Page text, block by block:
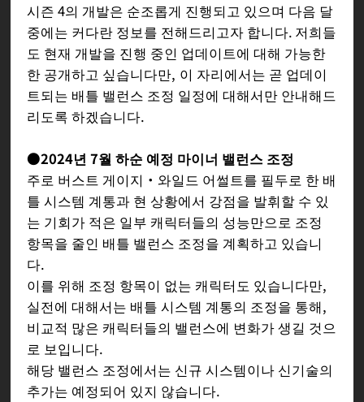
시즌 4의 개발은 순조롭게 진행되고 있으며 다음 달
중에는 커다란 정보를 전해드리고자 합니다. 저희들
도 현재 개발을 진행 중인 업데이트에 대해 가능한
한 공개하고 싶습니다만, 이 자리에서는 곧 업데이
트되는 배틀 밸런스 조정 일정에 대해서만 안내해드
리도록 하겠습니다.
●2024년 7월 하순 예정 마이너 밸런스 조정
주로 버스트 게이지・와일드 어썰트를 필두로 한 배
틀 시스템 계통과 현 상황에서 강점을 발휘할 수 있
는 기회가 적은 일부 캐릭터들의 성능만으로 조정
항목을 줄인 배틀 밸런스 조정을 계획하고 있습니
다.
이를 위해 조정 항목이 없는 캐릭터도 있습니다만,
실전에 대해서는 배틀 시스템 계통의 조정을 통해,
비교적 많은 캐릭터들의 밸런스에 변화가 생길 것으
로 보입니다.
해당 밸런스 조정에서는 신규 시스템이나 신기술의
추가는 예정되어 있지 않습니다.